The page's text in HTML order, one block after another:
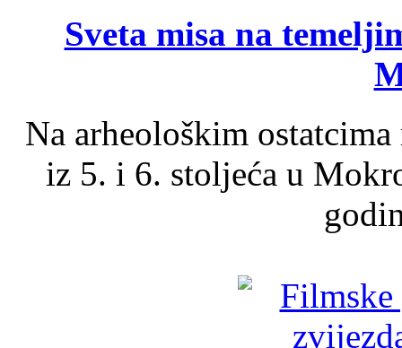
Sveta misa na
Na arheološkim
iz 5. i 6. stoljeća u